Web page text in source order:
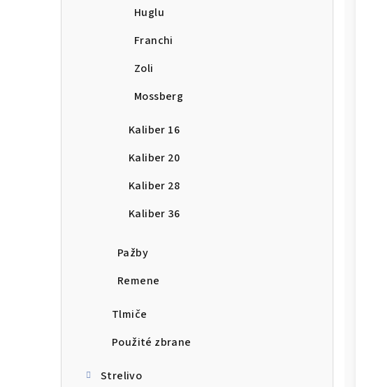
Huglu
Franchi
Zoli
Mossberg
Kaliber 16
Kaliber 20
Kaliber 28
Kaliber 36
Pažby
Remene
Tlmiče
Použité zbrane
Strelivo